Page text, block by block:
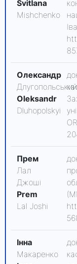
Svitlana
Mishchenko
Олександр
Длугопольський
Oleksandr
Dluhopolskyi
Прем
Лал
Джоші
Prem
Lal Joshi
Інна
Макаренко